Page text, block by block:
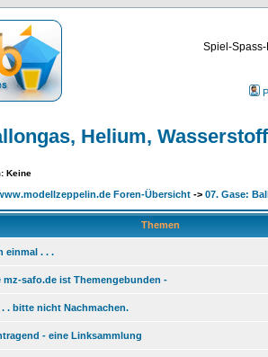
Spiel-
Helium, Wasserstoff
Keine
Foren-Übersicht -> 07. Gase:
Themen
einmal . . .
mz-safo.de ist Themengebunden -
. bitte nicht Nachmachen.
- eine Linksammlung